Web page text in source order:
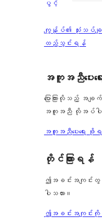
စောင်
သုံးသပ်
ချက်
ကြယ်
ပွင့်
အဆင့်
0
စောင်
ပွင့်
ကျွန်ုပ်၏ သုံးသပ်ခ
ထည့်သွင်းရန်
အကူအညီပေးရေ
ပြောကြားလိုသည့် အခ
အကူအညီ လိုအပ်ပါသ
အကူအညီပေးရေး
တိုင်ကြားရန်
ဤအခင်းအကျင်းတွင် က
ပါသလား။
ဤအခင်းအကျင်းကို